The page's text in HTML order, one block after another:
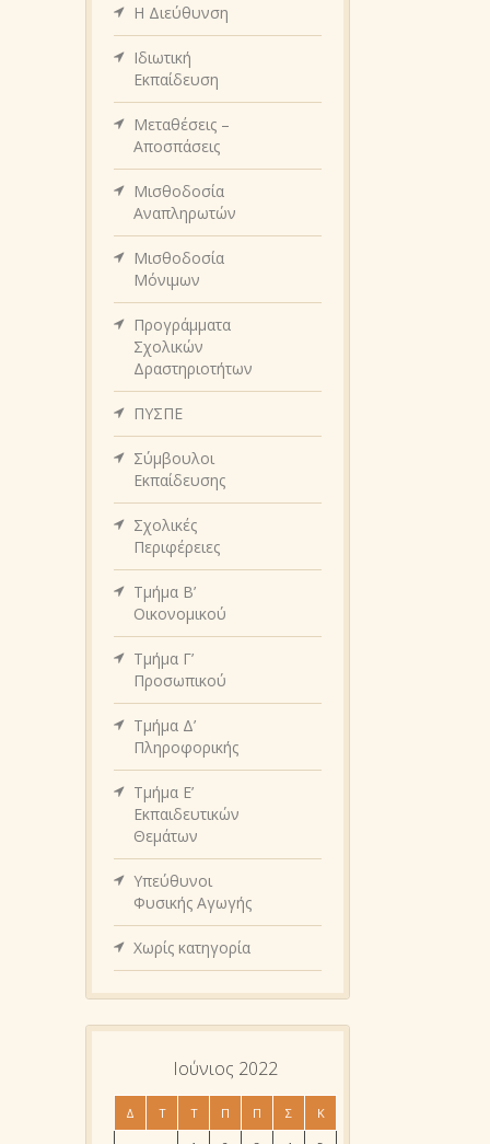
Η Διεύθυνση
Ιδιωτική
Εκπαίδευση
Μεταθέσεις –
Αποσπάσεις
Μισθοδοσία
Αναπληρωτών
Μισθοδοσία
Μόνιμων
Προγράμματα
Σχολικών
Δραστηριοτήτων
ΠΥΣΠΕ
Σύμβουλοι
Εκπαίδευσης
Σχολικές
Περιφέρειες
Τμήμα Β’
Οικονομικού
Τμήμα Γ’
Προσωπικού
Τμήμα Δ’
Πληροφορικής
Τμήμα Ε’
Εκπαιδευτικών
Θεμάτων
Υπεύθυνοι
Φυσικής Αγωγής
Χωρίς κατηγορία
Ιούνιος 2022
Δ Τ Τ Π Π Σ Κ